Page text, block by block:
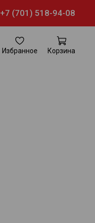
+7 (701) 518-94-08
Избранное Корзина